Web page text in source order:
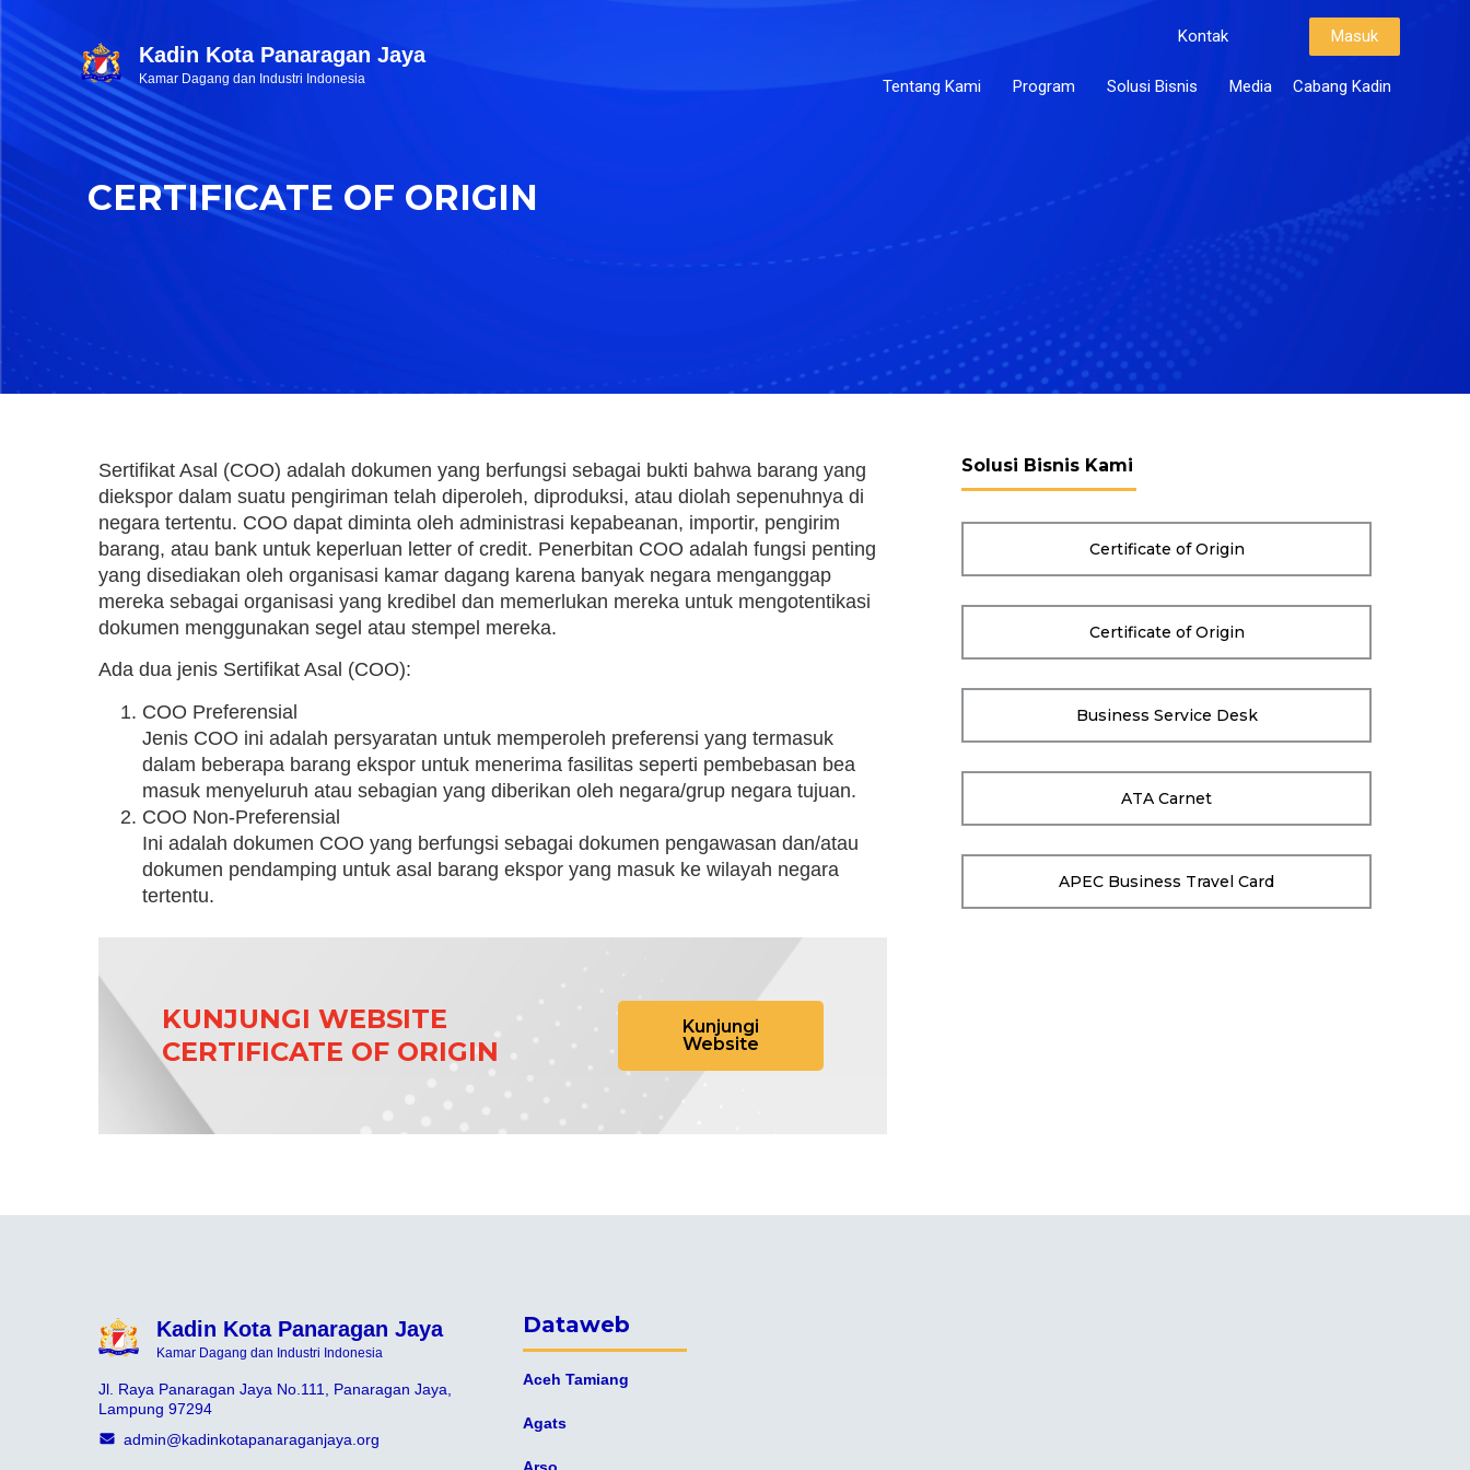
Kadin Kota Panaragan Jaya
Kamar Dagang dan Industri Indonesia
Kontak Masuk
Tentang Kami Program Solusi Bisnis Media Cabang Kadin
CERTIFICATE OF ORIGIN
Sertifikat Asal (COO) adalah dokumen yang berfungsi sebagai bukti bahwa barang yang
diekspor dalam suatu pengiriman telah diperoleh, diproduksi, atau diolah sepenuhnya di
negara tertentu. COO dapat diminta oleh administrasi kepabeanan, importir, pengirim
barang, atau bank untuk keperluan letter of credit. Penerbitan COO adalah fungsi penting
yang disediakan oleh organisasi kamar dagang karena banyak negara menganggap
mereka sebagai organisasi yang kredibel dan memerlukan mereka untuk mengotentikasi
dokumen menggunakan segel atau stempel mereka.
Ada dua jenis Sertifikat Asal (COO):
COO Preferensial
Jenis COO ini adalah persyaratan untuk memperoleh preferensi yang termasuk
dalam beberapa barang ekspor untuk menerima fasilitas seperti pembebasan bea
masuk menyeluruh atau sebagian yang diberikan oleh negara/grup negara tujuan.
COO Non-Preferensial
Ini adalah dokumen COO yang berfungsi sebagai dokumen pengawasan dan/atau
dokumen pendamping untuk asal barang ekspor yang masuk ke wilayah negara
tertentu.
KUNJUNGI WEBSITE
CERTIFICATE OF ORIGIN
Kunjungi
Website
Solusi Bisnis Kami
Certificate of Origin
Certificate of Origin
Business Service Desk
ATA Carnet
APEC Business Travel Card
Kadin Kota Panaragan Jaya
Kamar Dagang dan Industri Indonesia
Jl. Raya Panaragan Jaya No.111, Panaragan Jaya,
Lampung 97294
admin@kadinkotapanaraganjaya.org
Dataweb
Aceh Tamiang
Agats
Arso